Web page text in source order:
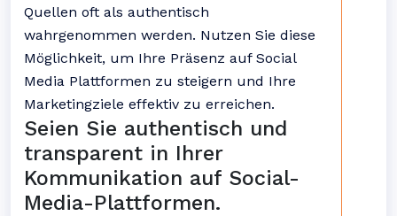
Quellen oft als authentisch
wahrgenommen werden. Nutzen Sie diese
Möglichkeit, um Ihre Präsenz auf Social
Media Plattformen zu steigern und Ihre
Marketingziele effektiv zu erreichen.
Seien Sie authentisch und
transparent in Ihrer
Kommunikation auf Social-
Media-Plattformen.